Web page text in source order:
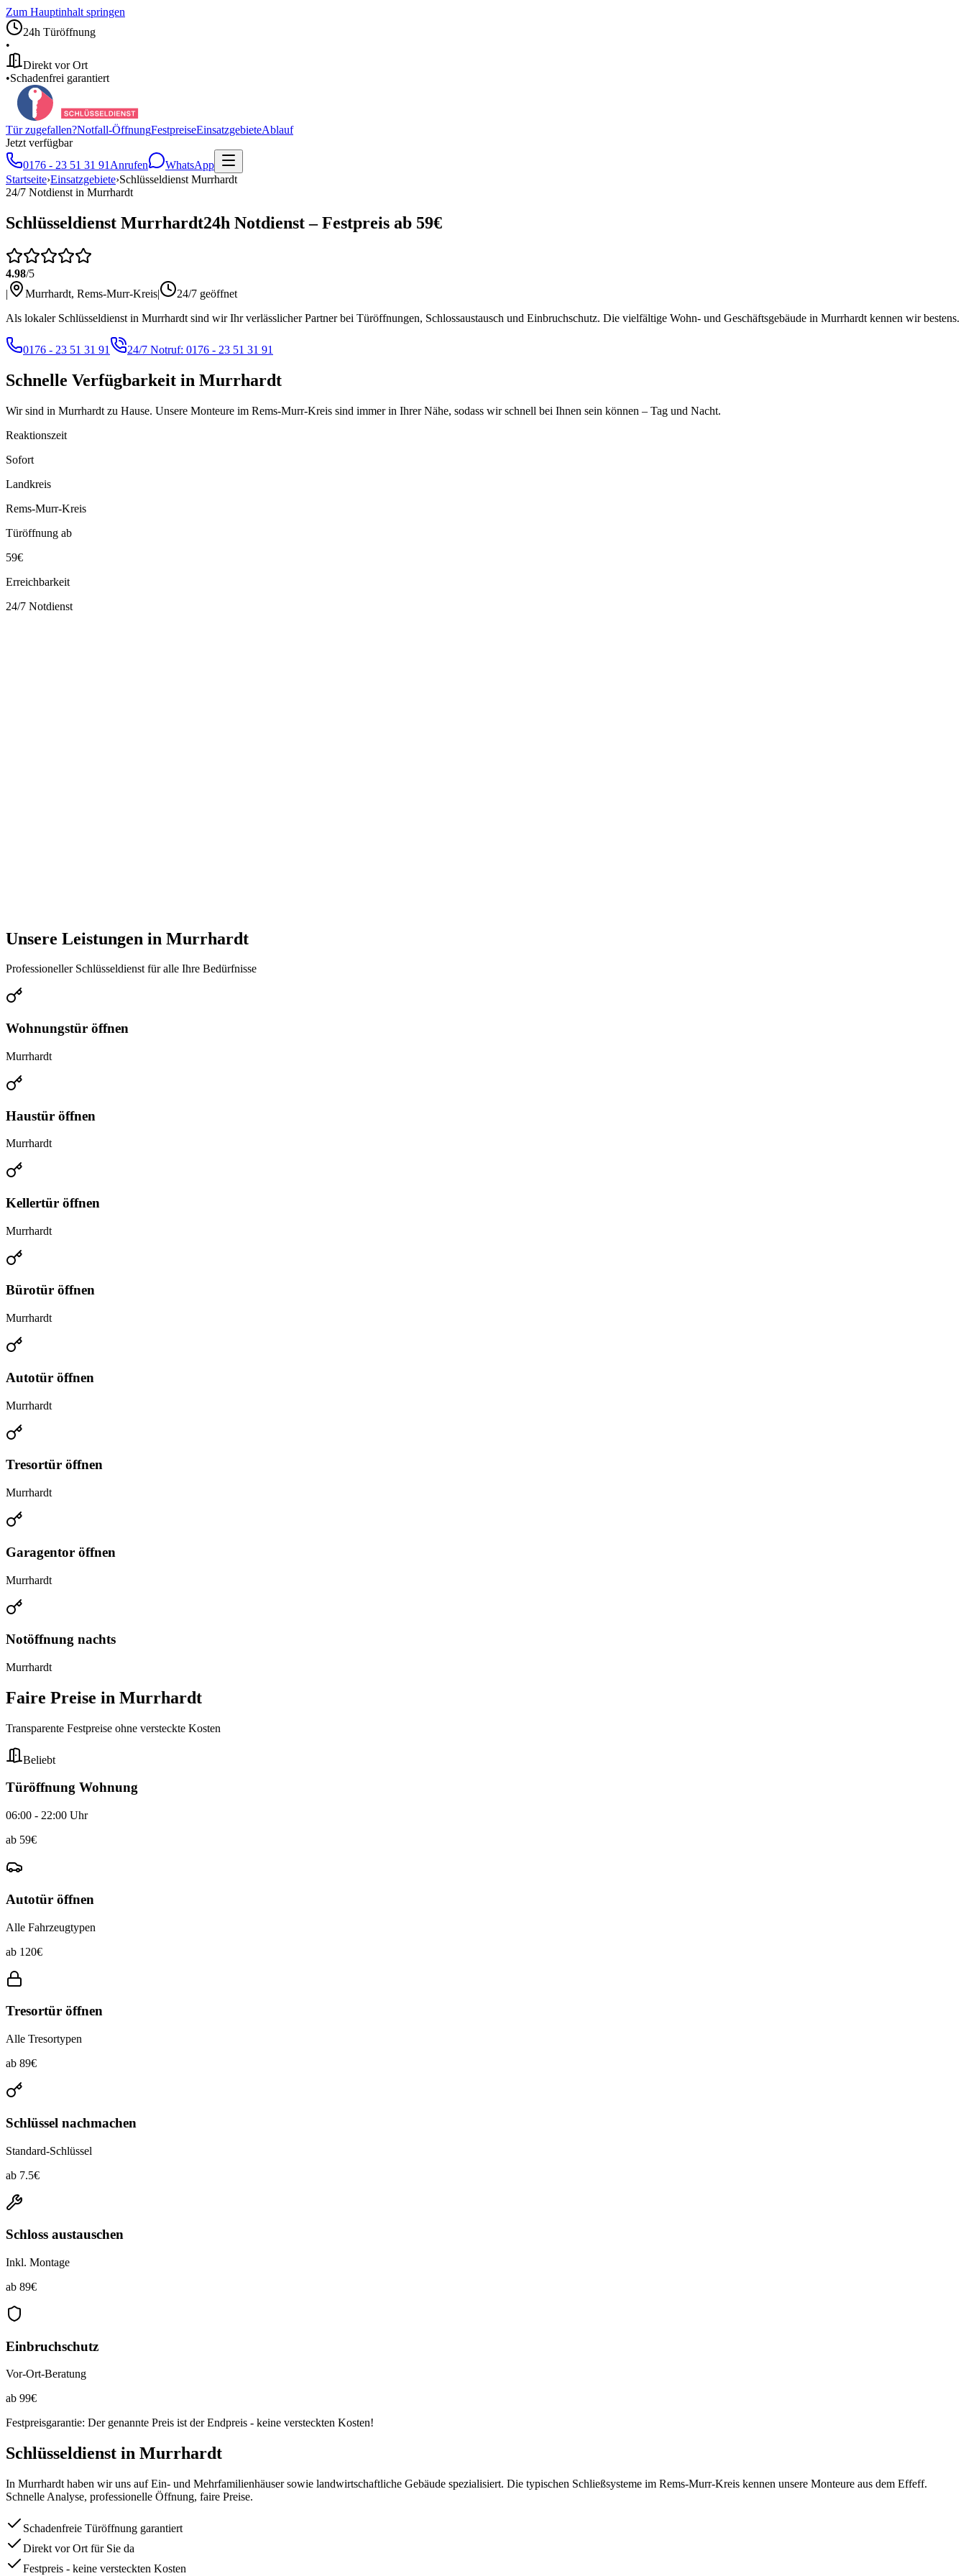
Zum Hauptinhalt springen
24h Türöffnung
•
Direkt vor Ort
•Schadenfrei garantiert
Tür zugefallen?Notfall-ÖffnungFestpreiseEinsatzgebieteAblauf
Jetzt verfügbar
0176 - 23 51 31 91 Anrufen
WhatsApp
Startseite›Einsatzgebiete›Schlüsseldienst Murrhardt
24/7 Notdienst in Murrhardt
Schlüsseldienst Murrhardt24h Notdienst – Festpreis ab 59€
4.98/5
|
Murrhardt, Rems-Murr-Kreis|
24/7 geöffnet
Als lokaler Schlüsseldienst in Murrhardt sind wir Ihr verlässlicher Partner bei Türöffnungen, Schlossaustausch und Einbruchschutz. Die vielfältige Wohn- und Geschäftsgebäude in Murrhardt kennen wir bestens.
0176 - 23 51 31 91 24/7 Notruf: 0176 - 23 51 31 91
Schnelle Verfügbarkeit in Murrhardt
Wir sind in Murrhardt zu Hause. Unsere Monteure im Rems-Murr-Kreis sind immer in Ihrer Nähe, sodass wir schnell bei Ihnen sein können – Tag und Nacht.
Reaktionszeit
Sofort
Landkreis
Rems-Murr-Kreis
Türöffnung ab
59€
Erreichbarkeit
24/7 Notdienst
Unsere Leistungen in Murrhardt
Professioneller Schlüsseldienst für alle Ihre Bedürfnisse
Wohnungstür öffnen
Murrhardt
Haustür öffnen
Murrhardt
Kellertür öffnen
Murrhardt
Bürotür öffnen
Murrhardt
Autotür öffnen
Murrhardt
Tresortür öffnen
Murrhardt
Garagentor öffnen
Murrhardt
Notöffnung nachts
Murrhardt
Faire Preise in Murrhardt
Transparente Festpreise ohne versteckte Kosten
Beliebt
Türöffnung Wohnung
06:00 - 22:00 Uhr
ab 59€
Autotür öffnen
Alle Fahrzeugtypen
ab 120€
Tresortür öffnen
Alle Tresortypen
ab 89€
Schlüssel nachmachen
Standard-Schlüssel
ab 7.5€
Schloss austauschen
Inkl. Montage
ab 89€
Einbruchschutz
Vor-Ort-Beratung
ab 99€
Festpreisgarantie: Der genannte Preis ist der Endpreis - keine versteckten Kosten!
Schlüsseldienst in Murrhardt
In Murrhardt haben wir uns auf Ein- und Mehrfamilienhäuser sowie landwirtschaftliche Gebäude spezialisiert. Die typischen Schließsysteme im Rems-Murr-Kreis kennen unsere Monteure aus dem Effeff.
Schnelle Analyse, professionelle Öffnung, faire Preise.
Schadenfreie Türöffnung garantiert
Direkt vor Ort für Sie da
Festpreis - keine versteckten Kosten